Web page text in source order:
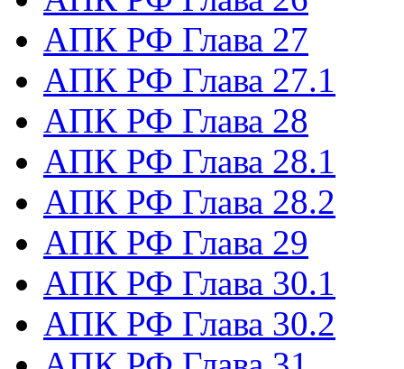
АПК РФ Глава 27
АПК РФ Глава 27.1
АПК РФ Глава 28
АПК РФ Глава 28.1
АПК РФ Глава 28.2
АПК РФ Глава 29
АПК РФ Глава 30.1
АПК РФ Глава 30.2